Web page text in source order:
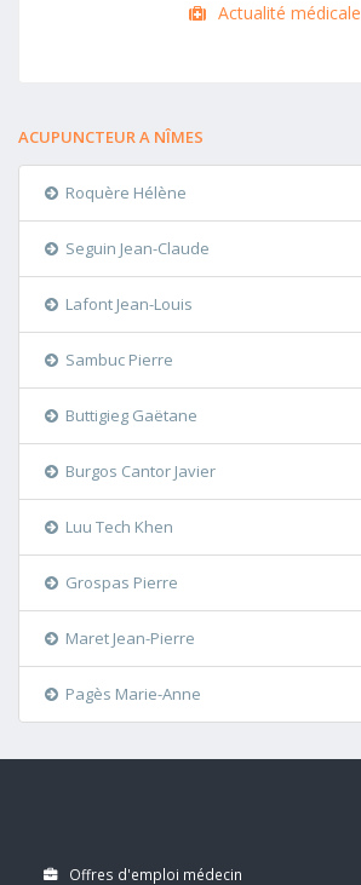
Actualité médicale
ACUPUNCTEUR A NÎMES
Roquère Hélène
Seguin Jean-Claude
Lafont Jean-Louis
Sambuc Pierre
Buttigieg Gaëtane
Burgos Cantor Javier
Luu Tech Khen
Grospas Pierre
Maret Jean-Pierre
Pagès Marie-Anne
Offres d'emploi médecin